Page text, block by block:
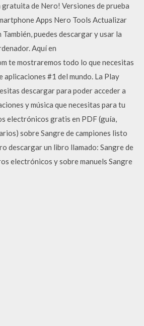
de Nero! Versiones de prueba
Apps Nero Tools Actualizar
puedes descargar y usar la
Aquí en
te mostraremos todo lo que necesitas
aplicaciones #1 del mundo. La Play
descargar para poder acceder a
y música que necesitas para tu
electrónicos gratis en PDF (guía,
sobre Sangre de campiones listo
descargar un libro llamado: Sangre de
electrónicos y sobre manuels Sangre